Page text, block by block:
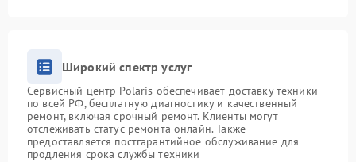
Широкий спектр услуг
Сервисный центр Polaris обеспечивает доставку техники
по всей РФ, бесплатную диагностику и качественный
ремонт, включая срочный ремонт. Клиенты могут
отслеживать статус ремонта онлайн. Также
предоставляется постгарантийное обслуживание для
продления срока службы техники